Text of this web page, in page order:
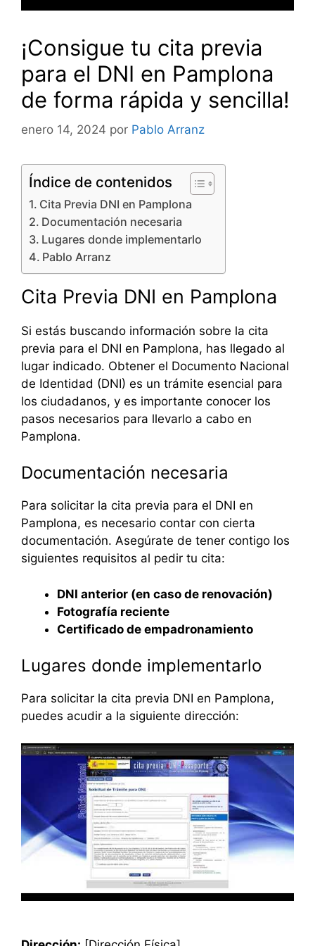
¡Consigue tu cita previa
para el DNI en Pamplona
de forma rápida y sencilla!
enero 14, 2024 por Pablo Arranz
Índice de contenidos
Cita Previa DNI en Pamplona
Documentación necesaria
Lugares donde implementarlo
Pablo Arranz
Cita Previa DNI en Pamplona
Si estás buscando información sobre la cita
previa para el DNI en Pamplona, has llegado al
lugar indicado. Obtener el Documento Nacional
de Identidad (DNI) es un trámite esencial para
los ciudadanos, y es importante conocer los
pasos necesarios para llevarlo a cabo en
Pamplona.
Documentación necesaria
Para solicitar la cita previa para el DNI en
Pamplona, es necesario contar con cierta
documentación. Asegúrate de tener contigo los
siguientes requisitos al pedir tu cita:
DNI anterior (en caso de renovación)
Fotografía reciente
Certificado de empadronamiento
Lugares donde implementarlo
Para solicitar la cita previa DNI en Pamplona,
puedes acudir a la siguiente dirección: